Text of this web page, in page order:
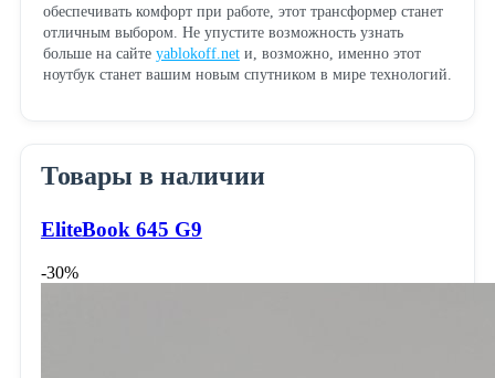
обеспечивать комфорт при работе, этот трансформер станет
отличным выбором. Не упустите возможность узнать
больше на сайте yablokoff.netи, возможно, именно этот
ноутбук станет вашим новым спутником в мире технологий.
Товары в наличии
EliteBook 645 G9
-30%